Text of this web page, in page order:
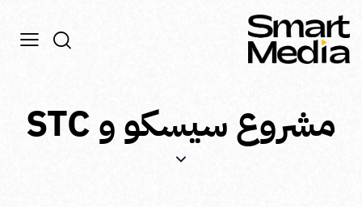
مشروع سيسكو و STC